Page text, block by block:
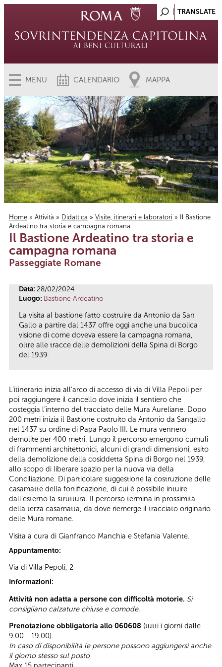
MENU CALENDARIO MAPPA
Tu sei qui
Home » Attività » Didattica » Visite, itinerari e laboratori » Il Bastione
Ardeatino tra storia e campagna romana
Il Bastione Ardeatino tra storia e
campagna romana
Passeggiate Romane
Data: 28/02/2024
Luogo: Bastione Ardeatino
La visita al bastione fatto costruire da Antonio da San
Gallo a partire dal 1437 offre oggi anche una bucolica
visione di come doveva essere la campagna romana,
oltre alle tracce delle demolizioni della Spina di Borgo
del 1939.
L’itinerario inizia all’arco di accesso di via di Villa Pepoli per
poi raggiungere il cancello dove inizia il sentiero che
costeggia l’interno del tracciato delle Mura Aureliane. Dopo
200 metri inizia il Bastione costruito da Antonio da Sangallo
nel 1437 su ordine di Papa Paolo III. Le mura vennero
demolite per 400 metri. Lungo il percorso emergono cumuli
di frammenti architettonici, alcuni di grandi dimensioni, esito
della demolizione della cosiddetta Spina di Borgo nel 1939,
allo scopo di liberare spazio per la nuova via della
Conciliazione. Di particolare suggestione la costruzione delle
casamatte della fortificazione, di cui è possibile intuire
dall’esterno la struttura. Il percorso termina in prossimità
della terza casamatta, da dove riemerge il tracciato originario
delle Mura romane.
Visita a cura di Gianfranco Manchia e Stefania Valente.
Appuntamento:
Via di Villa Pepoli, 2
Informazioni:
Attività non adatta a persone con difficoltà motorie. Si
consigliano calzature chiuse e comode.
Prenotazione obbligatoria allo 060608 (tutti i giorni dalle
9.00 - 19.00).
In caso di disponibilità le persone possono aggiungersi anche
il giorno stesso sul posto